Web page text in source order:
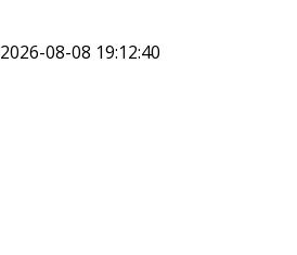
2026-08-08 19:12:40